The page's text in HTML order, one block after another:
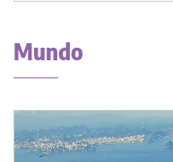
Mundo